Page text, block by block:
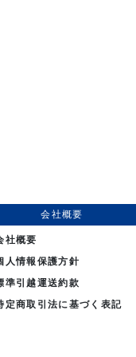
会社概要
社概要
人情報保護方針
準引越運送約款
定商取引法に基づく表記